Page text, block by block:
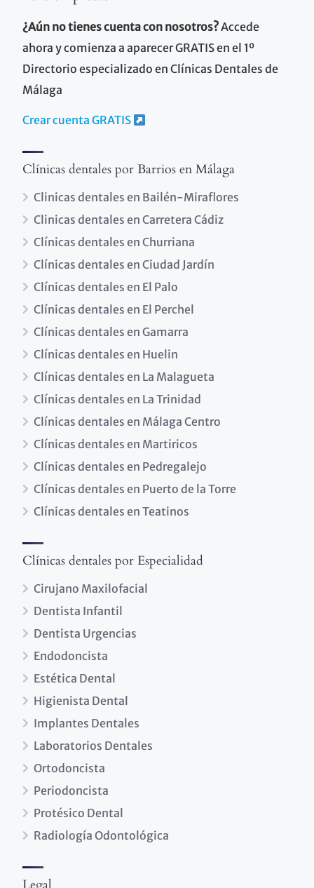
¿Aún no tienes cuenta con nosotros?Accede
ahora y comienza a aparecer GRATIS en el 1º
Directorio especializado en Clínicas Dentales de
Málaga
Crear cuenta GRATIS
Clínicas dentales por Barrios en Málaga
Clinicas dentales en Bailén-Miraflores
Clinicas dentales en Carretera Cádiz
Clínicas dentales en Churriana
Clínicas dentales en Ciudad Jardín
Clínicas dentales en El Palo
Clínicas dentales en El Perchel
Clínicas dentales en Gamarra
Clínicas dentales en Huelin
Clínicas dentales en La Malagueta
Clínicas dentales en La Trinidad
Clínicas dentales en Málaga Centro
Clínicas dentales en Martiricos
Clínicas dentales en Pedregalejo
Clínicas dentales en Puerto de la Torre
Clínicas dentales en Teatinos
Clínicas dentales por Especialidad
Cirujano Maxilofacial
Dentista Infantil
Dentista Urgencias
Endodoncista
Estética Dental
Higienista Dental
Implantes Dentales
Laboratorios Dentales
Ortodoncista
Periodoncista
Protésico Dental
Radiología Odontológica